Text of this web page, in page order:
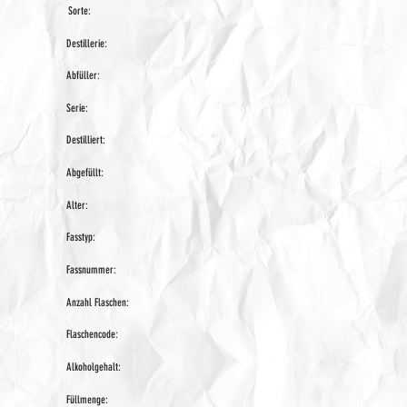
Sorte:
Destillerie:
Abfüller:
Serie:
Destilliert:
Abgefüllt:
Alter:
Fasstyp:
Fassnummer:
Anzahl Flaschen:
Flaschencode:
Alkoholgehalt:
Füllmenge: